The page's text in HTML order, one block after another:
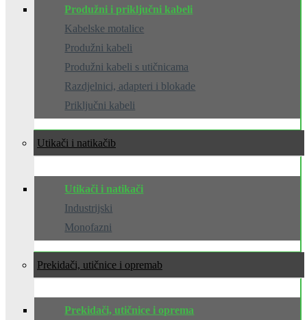
Produžni i priključni kabeli
Kabelske motalice
Produžni kabeli
Produžni kabeli s utičnicama
Razdjelnici, adapteri i blokade
Priključni kabeli
Utikači i natikači
Utikači i natikači
Industrijski
Monofazni
Prekidači, utičnice i oprema
Prekidači, utičnice i oprema